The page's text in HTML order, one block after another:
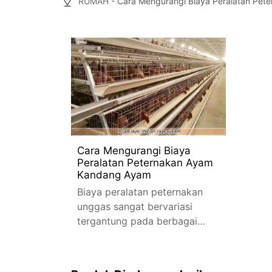
Cara Mengurangi Biaya
Peralatan Peternakan Ayam
Kandang Ayam
Biaya peralatan peternakan
unggas sangat bervariasi
tergantung pada berbagai